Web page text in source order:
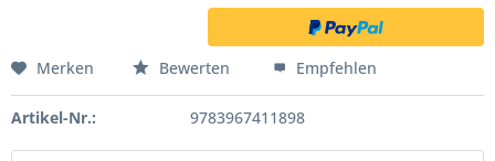
Merken Bewerten Empfehlen
Artikel-Nr.: 9783967411898